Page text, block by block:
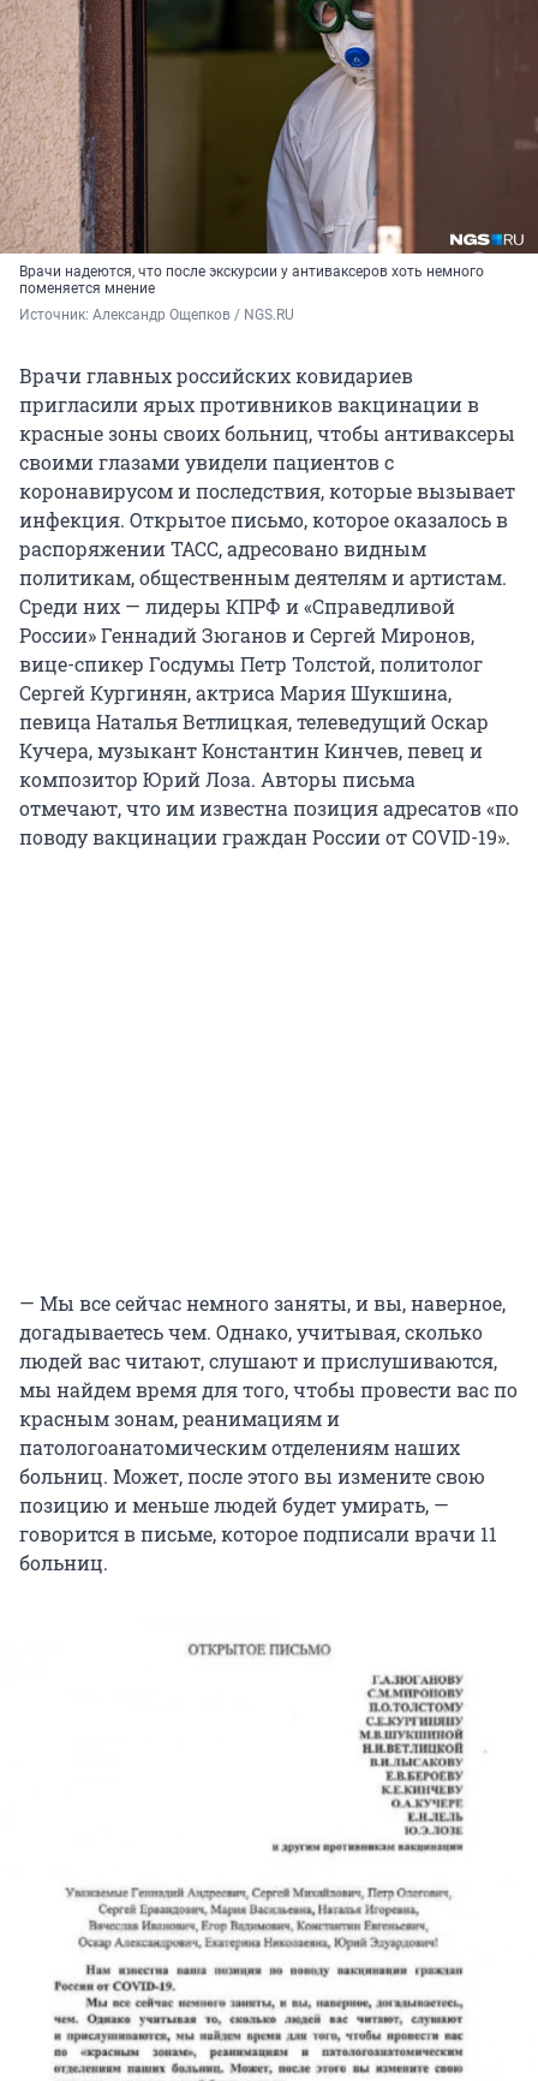
Врачи надеются, что после экскурсии у антиваксеров хоть немного
поменяется мнение
Источник: Александр Ощепков / NGS.RU
Врачи главных российских ковидариев
пригласили ярых противников вакцинации в
красные зоны своих больниц, чтобы антиваксеры
своими глазами увидели пациентов с
коронавирусом и последствия, которые вызывает
инфекция. Открытое письмо, которое оказалось в
распоряжении ТАСС, адресовано видным
политикам, общественным деятелям и артистам.
Среди них — лидеры КПРФ и «Справедливой
России» Геннадий Зюганов и Сергей Миронов,
вице-спикер Госдумы Петр Толстой, политолог
Сергей Кургинян, актриса Мария Шукшина,
певица Наталья Ветлицкая, телеведущий Оскар
Кучера, музыкант Константин Кинчев, певец и
композитор Юрий Лоза. Авторы письма
отмечают, что им известна позиция адресатов «по
поводу вакцинации граждан России от COVID-19».
— Мы все сейчас немного заняты, и вы, наверное,
догадываетесь чем. Однако, учитывая, сколько
людей вас читают, слушают и прислушиваются,
мы найдем время для того, чтобы провести вас по
красным зонам, реанимациям и
патологоанатомическим отделениям наших
больниц. Может, после этого вы измените свою
позицию и меньше людей будет умирать, —
говорится в письме, которое подписали врачи 11
больниц.